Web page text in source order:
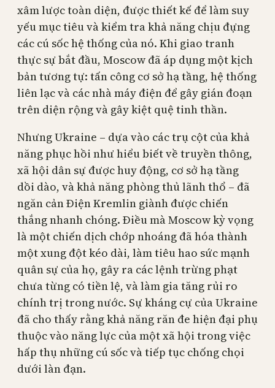
xâm lược toàn diện, được thiết kế để làm suy
yếu mục tiêu và kiểm tra khả năng chịu đựng
các cú sốc hệ thống của nó. Khi giao tranh
thực sự bắt đầu, Moscow đã áp dụng một kịch
bản tương tự: tấn công cơ sở hạ tầng, hệ thống
liên lạc và các nhà máy điện để gây gián đoạn
trên diện rộng và gây kiệt quệ tinh thần.
Nhưng Ukraine – dựa vào các trụ cột của khả
năng phục hồi như hiểu biết về truyền thông,
xã hội dân sự được huy động, cơ sở hạ tầng
dồi dào, và khả năng phòng thủ lãnh thổ – đã
ngăn cản Điện Kremlin giành được chiến
thắng nhanh chóng. Điều mà Moscow kỳ vọng
là một chiến dịch chớp nhoáng đã hóa thành
một xung đột kéo dài, làm tiêu hao sức mạnh
quân sự của họ, gây ra các lệnh trừng phạt
chưa từng có tiền lệ, và làm gia tăng rủi ro
chính trị trong nước. Sự kháng cự của Ukraine
đã cho thấy rằng khả năng răn đe hiện đại phụ
thuộc vào năng lực của một xã hội trong việc
hấp thụ những cú sốc và tiếp tục chống chọi
dưới làn đạn.